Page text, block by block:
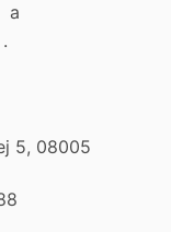
a
.
5, 08005